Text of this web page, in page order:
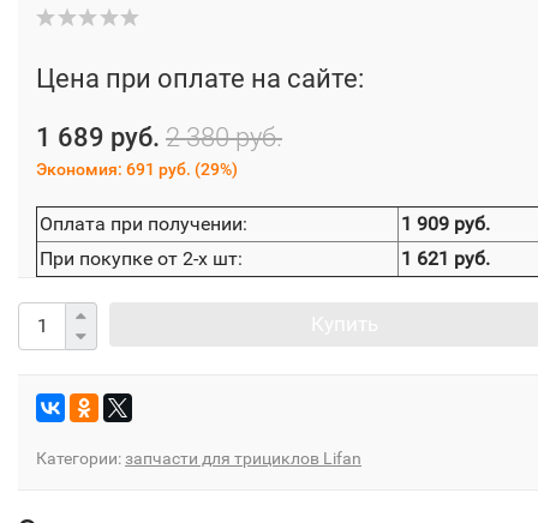
Цена при оплате на сайте:
1 689 руб. 2 380 руб.
Экономия: 691 руб. (29%)
Оплата при получении:
1 909 руб.
При покупке от 2-х шт:
1 621 руб.
Категории:запчасти для трициклов Lifan